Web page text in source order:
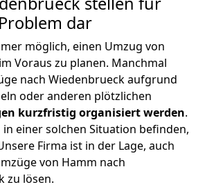
dar
möglich, einen Umzug von
Voraus zu planen. Manchmal
nach Wiedenbrueck aufgrund
oder anderen plötzlichen
kurzfristig organisiert werden.
in einer solchen Situation befinden,
Firma ist in der Lage, auch
von Hamm nach
zu lösen.